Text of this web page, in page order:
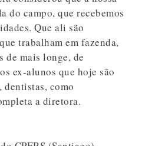
do campo, que recebemos
Que ali são
trabalham em fazenda,
de mais longe, de
ex-alunos que hoje são
dentistas, como
a diretora.